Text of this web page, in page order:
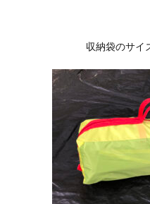
収納袋のサイ